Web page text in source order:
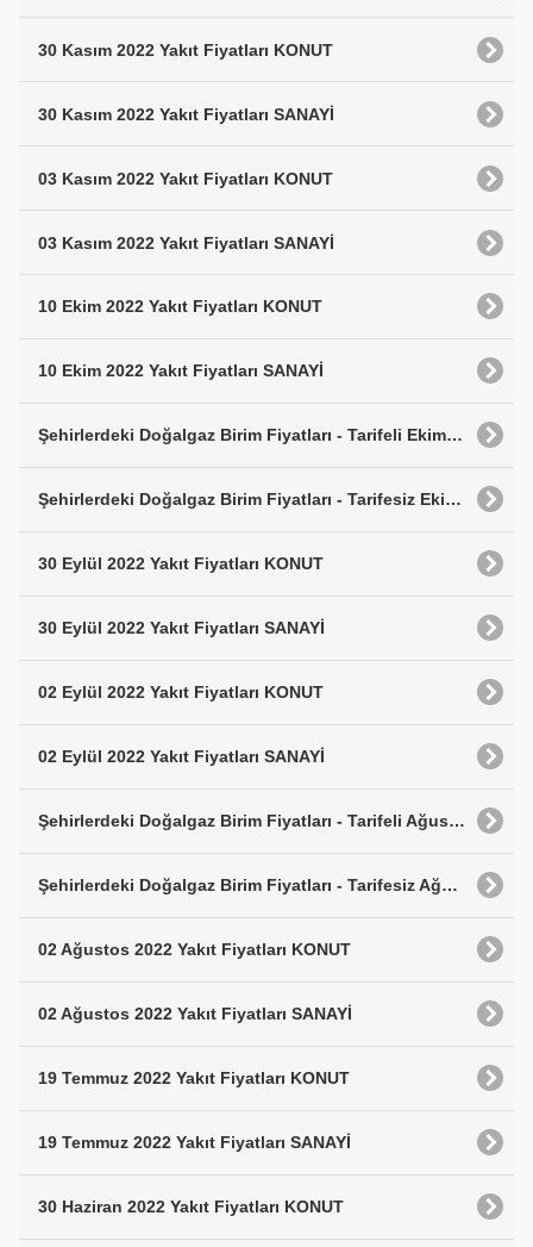
30 Kasım 2022 Yakıt Fiyatları KONUT
30 Kasım 2022 Yakıt Fiyatları SANAYİ
03 Kasım 2022 Yakıt Fiyatları KONUT
03 Kasım 2022 Yakıt Fiyatları SANAYİ
10 Ekim 2022 Yakıt Fiyatları KONUT
10 Ekim 2022 Yakıt Fiyatları SANAYİ
Şehirlerdeki Doğalgaz Birim Fiyatları - Tarifeli Ekim 2022
Şehirlerdeki Doğalgaz Birim Fiyatları - Tarifesiz Ekim 2022
30 Eylül 2022 Yakıt Fiyatları KONUT
30 Eylül 2022 Yakıt Fiyatları SANAYİ
02 Eylül 2022 Yakıt Fiyatları KONUT
02 Eylül 2022 Yakıt Fiyatları SANAYİ
Şehirlerdeki Doğalgaz Birim Fiyatları - Tarifeli Ağustos 2022
Şehirlerdeki Doğalgaz Birim Fiyatları - Tarifesiz Ağustos 2022
02 Ağustos 2022 Yakıt Fiyatları KONUT
02 Ağustos 2022 Yakıt Fiyatları SANAYİ
19 Temmuz 2022 Yakıt Fiyatları KONUT
19 Temmuz 2022 Yakıt Fiyatları SANAYİ
30 Haziran 2022 Yakıt Fiyatları KONUT